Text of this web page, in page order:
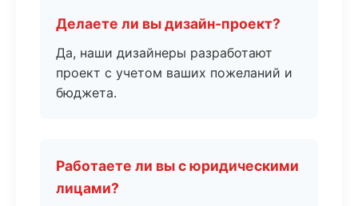
Делаете ли вы дизайн-проект?
Да, наши дизайнеры разработают
проект с учетом ваших пожеланий и
бюджета.
Работаете ли вы с юридическими
лицами?